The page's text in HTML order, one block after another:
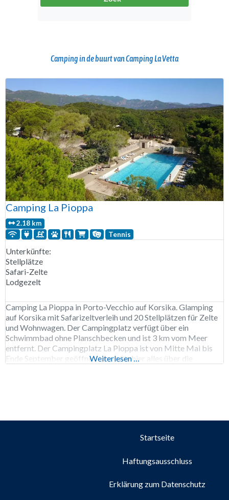
Camping in de buurt van Camping La Vetta
Camping La Pioppa
2.18 km
Tennis
Unterkünfte:
Stellplätze
Safari-Zelte
Lodgezelt
Camping La Pioppa in Porto-Vecchio auf Korsika. Glamping
auf Korsika mit Safarizeltverleih und 20 Stellplätzen für Zelte
und Wohnwagen. Der Campingplatz verfügt über ein
Schwimmbad ohne Planschbecken und ist 3 km vom Meer
entfernt. Der Campingplatz La Pioppa ist von Mitte Mai bis
Ende September geöffnet. Lesen Sie hier alles über die
Weiterlesen …
Startseite
Haftungsausschluss
Erklärung zum Datenschutz